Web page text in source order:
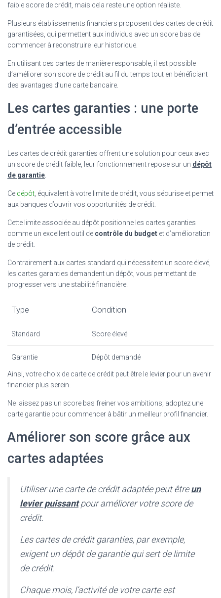
faible score de crédit, mais cela reste une option réaliste.
Plusieurs établissements financiers proposent des cartes de crédit
garantisées, qui permettent aux individus avec un score bas de
commencer à reconstruire leur historique.
En utilisant ces cartes de manière responsable, il est possible
d’améliorer son score de crédit au fil du temps tout en bénéficiant
des avantages d’une carte bancaire.
Les cartes garanties : une porte
d’entrée accessible
Les cartes de crédit garanties offrent une solution pour ceux avec
un score de crédit faible, leur fonctionnement repose sur un dépôt
de garantie
Ce dépôt , équivalent à votre limite de crédit, vous sécurise et permet
aux banques d’ouvrir vos opportunités de crédit.
Cette limite associée au dépôt positionne les cartes garanties
comme un excellent outil de contrôle du budget et d’amélioration
de crédit.
Contrairement aux cartes standard qui nécessitent un score élevé,
les cartes garanties demandent un dépôt, vous permettant de
progresser vers une stabilité financière.
Type Condition
Standard Score élevé
Garantie Dépôt demandé
Ainsi, votre choix de carte de crédit peut être le levier pour un avenir
financier plus serein.
Ne laissez pas un score bas freiner vos ambitions; adoptez une
carte garantie pour commencer à bâtir un meilleur profil financier.
Améliorer son score grâce aux
cartes adaptées
Utiliser une carte de crédit adaptée peut êtreun
levier puissantpour améliorer votre score de
crédit.
Les cartes de crédit garanties, par exemple,
exigent un dépôt de garantie qui sert de limite
de crédit.
Chaque mois, l’activité de votre carte est